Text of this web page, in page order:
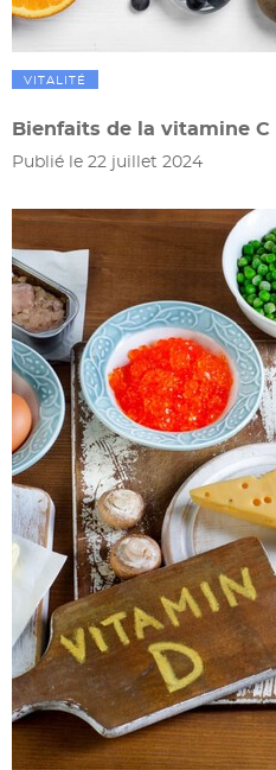
VITALITÉ
Bienfaits de la vitamine C
Publié le 22 juillet 2024